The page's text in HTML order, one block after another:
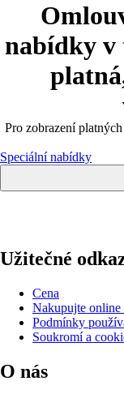
nabídky v
Pro zobrazení
Speciální nabídky
Užitečné
Cena
Nakupujte online
Podmínky
Soukromí a
O nás